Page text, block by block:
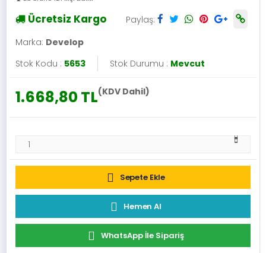
Ücretsiz Kargo
Paylaş:
Marka: Develop
Stok Kodu : 5653 Stok Durumu : Mevcut
1.668,80 TL(KDV Dahil)
Sepete Ekle
Hemen Al
WhatsApp İle Sipariş